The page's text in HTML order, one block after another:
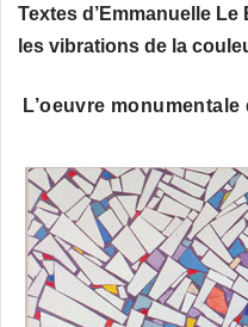
Textes d’Emmanuelle
les vibrations de la
L’oeuvre